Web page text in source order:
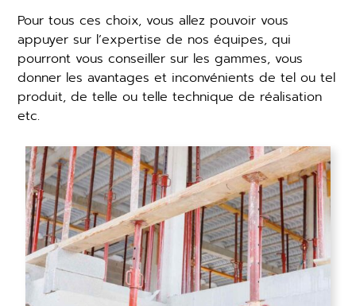
Pour tous ces choix, vous allez pouvoir vous
appuyer sur l’expertise de nos équipes, qui
pourront vous conseiller sur les gammes, vous
donner les avantages et inconvénients de tel ou tel
produit, de telle ou telle technique de réalisation
etc.